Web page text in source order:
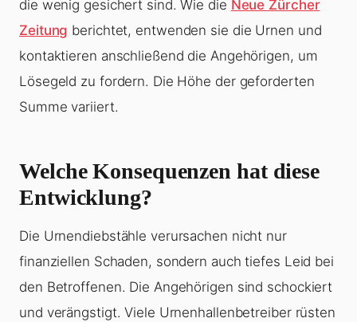
die wenig gesichert sind. Wie die Neue Zürcher
Zeitung berichtet, entwenden sie die Urnen und
kontaktieren anschließend die Angehörigen, um
Lösegeld zu fordern. Die Höhe der geforderten
Summe variiert.
Welche Konsequenzen hat diese
Entwicklung?
Die Urnendiebstähle verursachen nicht nur
finanziellen Schaden, sondern auch tiefes Leid bei
den Betroffenen. Die Angehörigen sind schockiert
und verängstigt. Viele Urnenhallenbetreiber rüsten